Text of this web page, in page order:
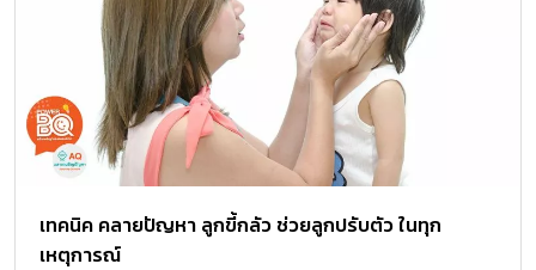
เทคนิค คลายปัญหา ลูกขี้กลัว ช่วยลูกปรับตัว ในทุก
เหตุการณ์